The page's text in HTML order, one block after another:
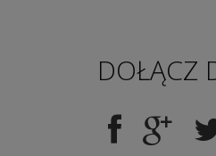
DOŁĄCZ